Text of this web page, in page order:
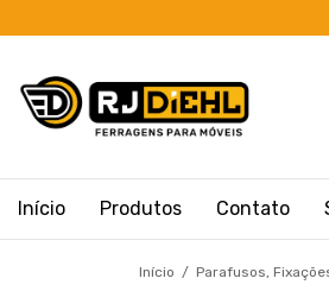
Início Produtos Contato
Início / Parafusos,